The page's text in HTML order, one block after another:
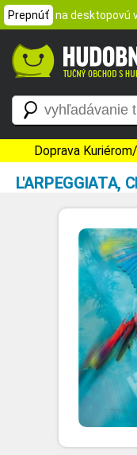
Prepnúť na desktopovú
Doprava
L'ARPEGGIATA,